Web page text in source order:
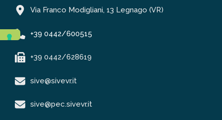
Via Franco Modigliani, 13 Legnago (VR)
+39 0442/600515
+39 0442/628619
sive@sivevr.it
sive@pec.sivevr.it